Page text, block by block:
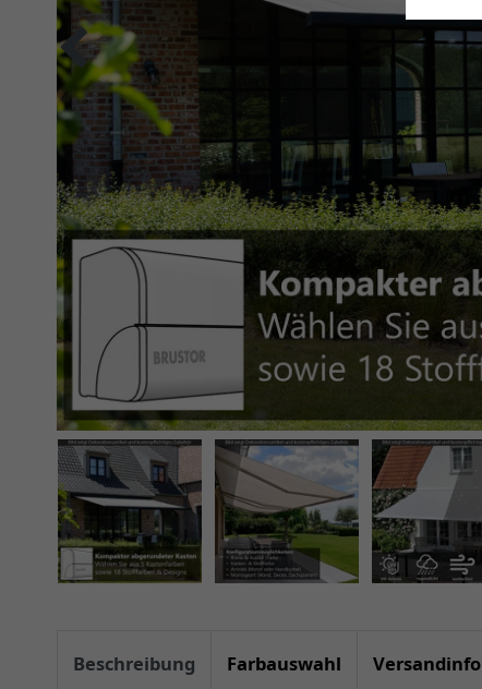
Beschreibung Farbauswahl Versandinfo